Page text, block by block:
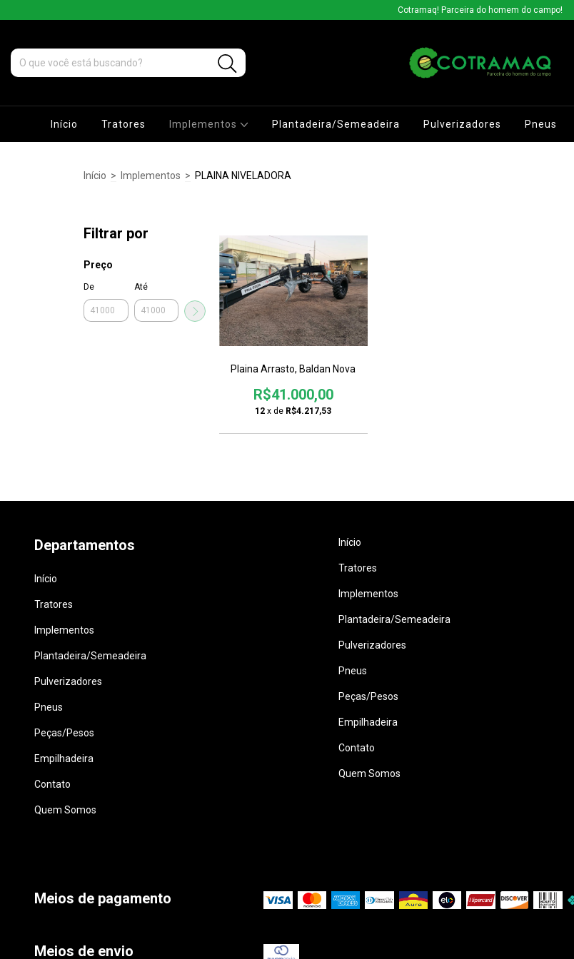
Cotramaq! Parceira do homem do campo!
Início Tratores Implementos Plantadeira/Semeadeira Pulverizadores Pneus
Início > Implementos > PLAINA NIVELADORA
Filtrar por
Preço
De Até
Plaina Arrasto, Baldan Nova
R$41.000,00
12 x de R$4.217,53
Departamentos
Início
Tratores
Implementos
Plantadeira/Semeadeira
Pulverizadores
Pneus
Peças/Pesos
Empilhadeira
Contato
Quem Somos
Início
Tratores
Implementos
Plantadeira/Semeadeira
Pulverizadores
Pneus
Peças/Pesos
Empilhadeira
Contato
Quem Somos
Meios de pagamento
Meios de envio